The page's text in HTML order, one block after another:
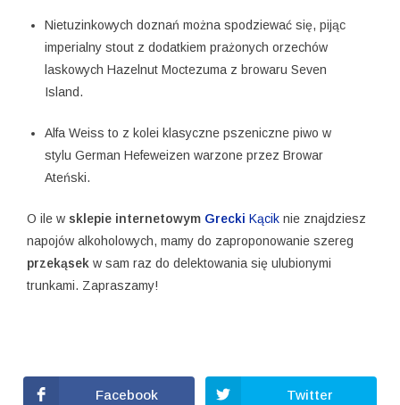
Nietuzinkowych doznań można spodziewać się, pijąc
imperialny stout z dodatkiem prażonych orzechów
laskowych Hazelnut Moctezuma z browaru Seven
Island.
Alfa Weiss to z kolei klasyczne pszeniczne piwo w
stylu German Hefeweizen warzone przez Browar
Ateński.
O ile w sklepie internetowym Grecki Kącik nie znajdziesz
napojów alkoholowych, mamy do zaproponowanie szereg
przekąsek w sam raz do delektowania się ulubionymi
trunkami. Zapraszamy!
Facebook Twitter